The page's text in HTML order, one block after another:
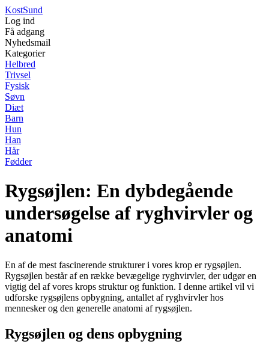
KostSund
Log ind
Få adgang
Nyhedsmail
Kategorier
Helbred
Trivsel
Fysisk
Søvn
Diæt
Barn
Hun
Han
Hår
Fødder
Rygsøjlen: En dybdegående
undersøgelse af ryghvirvler og
anatomi
En af de mest fascinerende strukturer i vores krop er rygsøjlen.
Rygsøjlen består af en række bevægelige ryghvirvler, der udgør en
vigtig del af vores krops struktur og funktion. I denne artikel vil vi
udforske rygsøjlens opbygning, antallet af ryghvirvler hos
mennesker og den generelle anatomi af rygsøjlen.
Rygsøjlen og dens opbygning